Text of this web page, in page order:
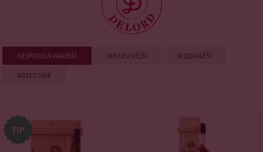
NEJPRODÁVANĚJŠÍ NEJLEVNĚJŠÍ NEJDRAŽŠÍ
ABECEDNĚ